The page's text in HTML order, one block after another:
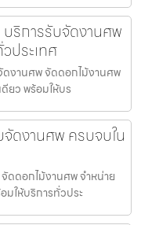
ริการรับจัดงานศพ
ประเทศ
ดงานศพ จัดดอกไม้งานศพ
ยว พร้อมให้บร
ดงานศพ ครบจบใน
ดดอกไม้งานศพ จำหน่าย
มให้บริการทั่วประ